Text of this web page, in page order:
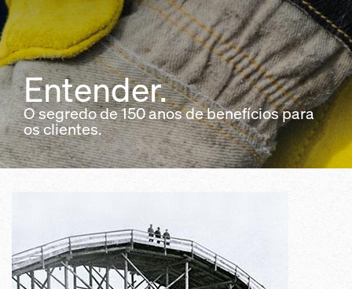
Entender.
O segredo de 150 anos de benefícios para
os clientes.